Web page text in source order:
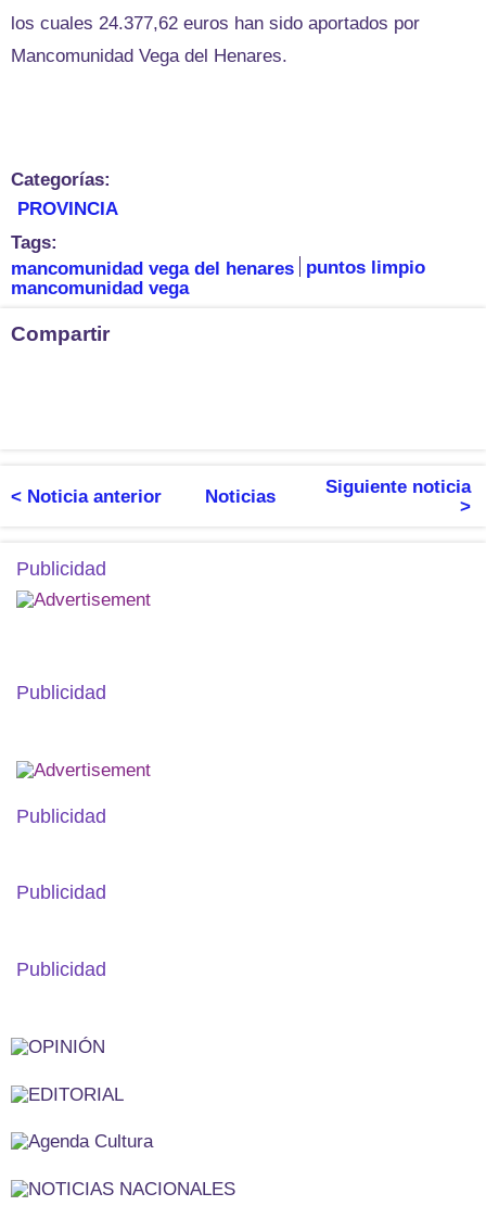
los cuales 24.377,62 euros han sido aportados por
Mancomunidad Vega del Henares.
Categorías:
PROVINCIA
Tags:
mancomunidad vega del henares
puntos limpio
mancomunidad vega
Compartir
< Noticia anterior Noticias
Siguiente noticia
>
Publicidad
Publicidad
Publicidad
Publicidad
Publicidad